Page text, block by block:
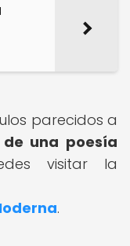
parecidos a
una poesía
visitar la
.